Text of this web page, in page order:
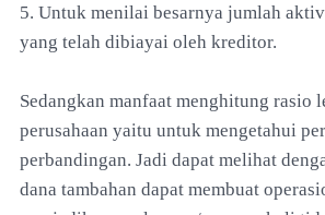
5. Untuk menilai besarnya jumlah
yang telah dibiayai oleh kreditor.
Sedangkan manfaat menghitung rasio
perusahaan yaitu untuk mengetahui
perbandingan. Jadi dapat melihat
dana tambahan dapat membuat